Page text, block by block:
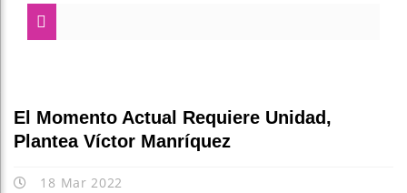
El Momento Actual Requiere Unidad,
Plantea Víctor Manríquez
18 Mar 2022